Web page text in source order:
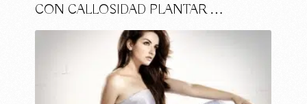
CON CALLOSIDAD PLANTAR …